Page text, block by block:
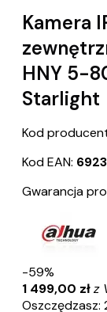
Kamera
HNY 5-
Starlight
Kod
Kod EAN:
Gwarancja
-59%
1 499,00 złz
Oszczędzasz: